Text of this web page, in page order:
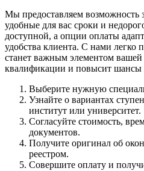
Мы предоставляем возможность
удобные для вас сроки и
доступной, а опции оплаты
удобства клиента. С нами легко
станет важным элементом
квалификации и повысит шансы
Выберите нужную
Узнайте о вариантах
институт или университет.
Согласуйте стоимость,
документов.
Получите оригинал об
реестром.
Совершите оплату и